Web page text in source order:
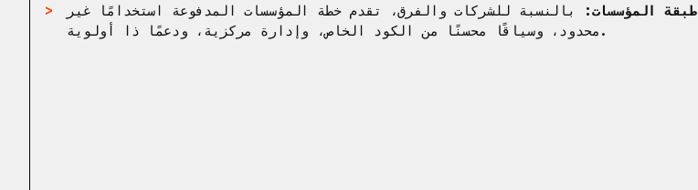
طبقة المؤسسات:
بالنسبة للشركات والفرق، تقدم خطة المؤسسات المدفوعة استخدامًا غير
محدود، وسياقًا محسنًا من الكود الخاص، وإدارة مركزية، ودعمًا ذا أولوية.